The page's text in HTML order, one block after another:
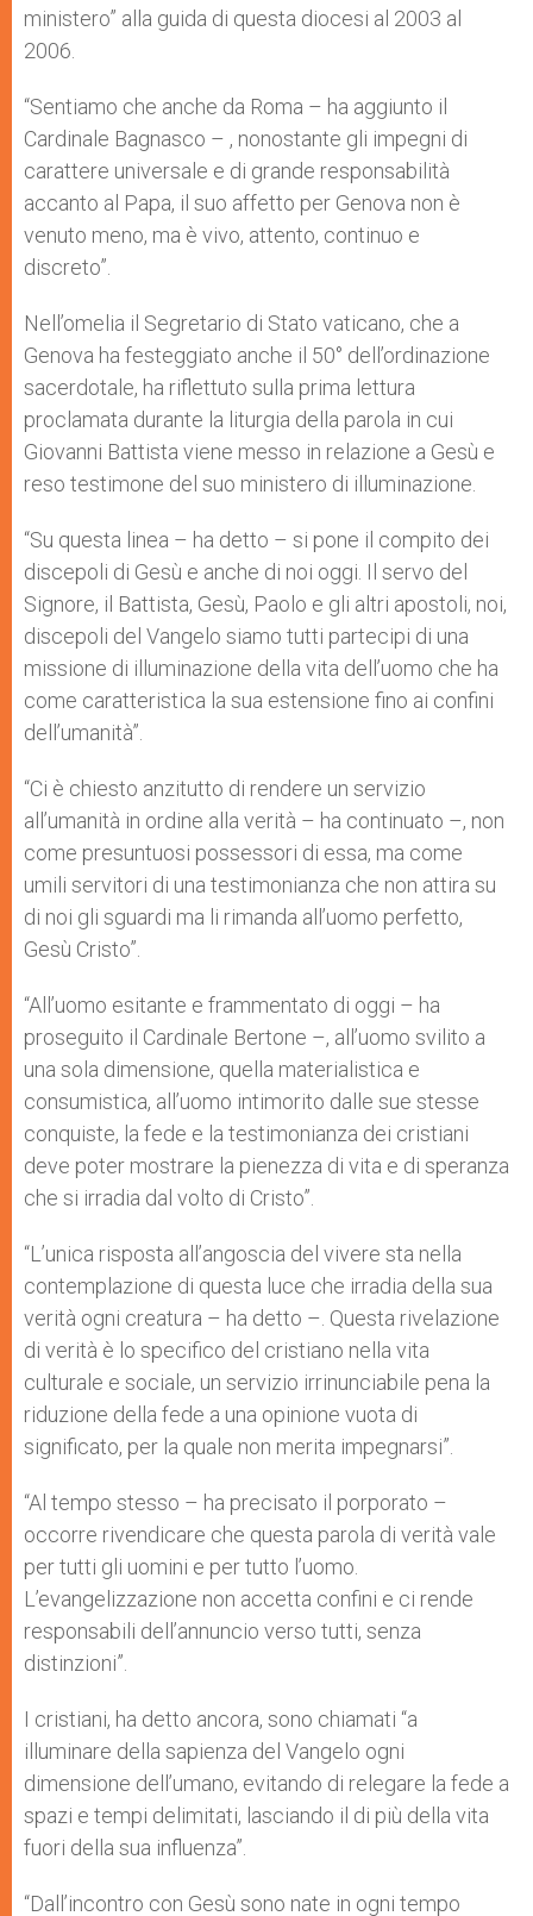
ministero” alla guida di questa diocesi al 2003 al
2006.
“Sentiamo che anche da Roma – ha aggiunto il
Cardinale Bagnasco – , nonostante gli impegni di
carattere universale e di grande responsabilità
accanto al Papa, il suo affetto per Genova non è
venuto meno, ma è vivo, attento, continuo e
discreto”.
Nell’omelia il Segretario di Stato vaticano, che a
Genova ha festeggiato anche il 50° dell’ordinazione
sacerdotale, ha riflettuto sulla prima lettura
proclamata durante la liturgia della parola in cui
Giovanni Battista viene messo in relazione a Gesù e
reso testimone del suo ministero di illuminazione.
“Su questa linea – ha detto – si pone il compito dei
discepoli di Gesù e anche di noi oggi. Il servo del
Signore, il Battista, Gesù, Paolo e gli altri apostoli, noi,
discepoli del Vangelo siamo tutti partecipi di una
missione di illuminazione della vita dell’uomo che ha
come caratteristica la sua estensione fino ai confini
dell’umanità”.
“Ci è chiesto anzitutto di rendere un servizio
all’umanità in ordine alla verità – ha continuato –, non
come presuntuosi possessori di essa, ma come
umili servitori di una testimonianza che non attira su
di noi gli sguardi ma li rimanda all’uomo perfetto,
Gesù Cristo”.
“All’uomo esitante e frammentato di oggi – ha
proseguito il Cardinale Bertone –, all’uomo svilito a
una sola dimensione, quella materialistica e
consumistica, all’uomo intimorito dalle sue stesse
conquiste, la fede e la testimonianza dei cristiani
deve poter mostrare la pienezza di vita e di speranza
che si irradia dal volto di Cristo”.
“L’unica risposta all’angoscia del vivere sta nella
contemplazione di questa luce che irradia della sua
verità ogni creatura – ha detto –. Questa rivelazione
di verità è lo specifico del cristiano nella vita
culturale e sociale, un servizio irrinunciabile pena la
riduzione della fede a una opinione vuota di
significato, per la quale non merita impegnarsi”.
“Al tempo stesso – ha precisato il porporato –
occorre rivendicare che questa parola di verità vale
per tutti gli uomini e per tutto l’uomo.
L’evangelizzazione non accetta confini e ci rende
responsabili dell’annuncio verso tutti, senza
distinzioni”.
I cristiani, ha detto ancora, sono chiamati “a
illuminare della sapienza del Vangelo ogni
dimensione dell’umano, evitando di relegare la fede a
spazi e tempi delimitati, lasciando il di più della vita
fuori della sua influenza”.
“Dall’incontro con Gesù sono nate in ogni tempo